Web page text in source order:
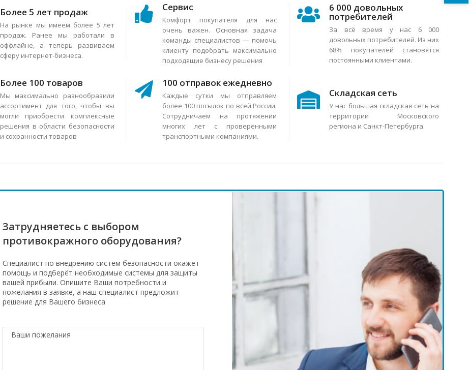
Более 5 лет продаж
На рынке мы имеем более 5 лет
продаж. Ранее мы работали в
оффлайне, а теперь развиваем
сферу интернет-бизнеса.
Сервис
Комфорт покупателя для нас
очень важен. Основная задача
команды специалистов — помочь
клиенту подобрать максимально
подходящие бизнесу решения
6 000 довольных
потребителей
За всё время у нас 6 000
довольных потребителей. Из них
68% покупателей становятся
постоянными клиентами.
Более 100 товаров
Мы максимально разнообразили
ассортимент для того, чтобы вы
могли приобрести комплексные
решения в области безопасности
и сохранности товаров
100 отправок ежедневно
Каждые сутки мы отправляем
более 100 посылок по всей России.
Сотрудничаем на протяжении
многих лет с проверенными
транспортными компаниями.
Складская сеть
У нас большая складская сеть на
территории Московского
региона и Санкт-Петербурга
Затрудняетесь с выбором
противокражного оборудования?
Специалист по внедрению систем безопасности окажет
помощь и подберёт необходимые системы для защиты
вашей прибыли. Опишите Ваши потребности и
пожелания в заявке, а наш специалист предложит
решение для Вашего бизнеса